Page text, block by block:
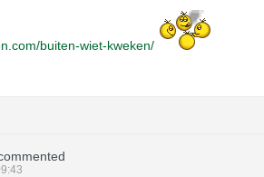
buiten-wiet-kweken/